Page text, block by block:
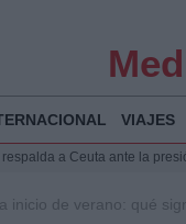
VIAJES
a Ceuta ante la
del Gobierno ante la
inicio de verano: qué